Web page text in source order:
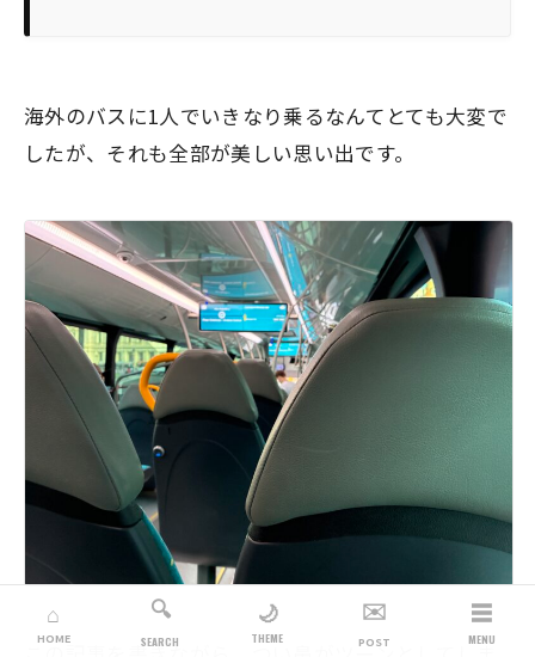
海外のバスに1人でいきなり乗るなんてとても大変で
したが、それも全部が美しい思い出です。
⌂
HOME
🔍
SEARCH
🌙
THEME
✉️
POST
☰
MENU